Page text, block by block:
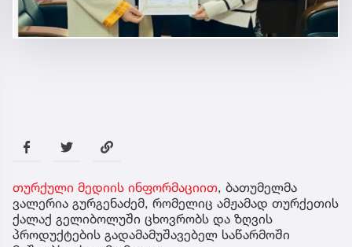
თურქული მედიის ინფორმაციით, ბათუმელმა
ვალერია გურგენაძემ, რომელიც ამჟამად თურქეთის
ქალაქ გელიბოლუში ცხოვრობს და ზღვის
პროდუქტების გადამამუშავებელ საწარმოში